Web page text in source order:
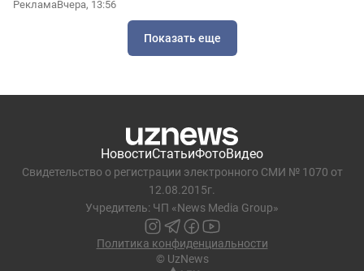
РекламаВчера, 13:56
Показать еще
НовостиСтатьиФотоВидео
Свидетельство о регистрации электронного СМИ № 1070 от
12.08.2015г.
Учредитель: ЧП «News Media Group»
Политика конфиденциальности
© UzNews